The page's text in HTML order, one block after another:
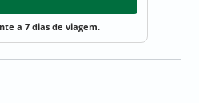
a 7 dias de viagem.